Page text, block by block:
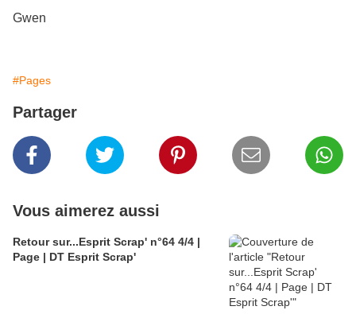
Gwen
#Pages
Partager
Vous aimerez aussi
Retour sur...Esprit Scrap' n°64 4/4 |
Page | DT Esprit Scrap'